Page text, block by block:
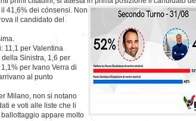
41,6% dei consensi. Non
il candidato del
11,1 per Valentina
della Sinistra, 1,6 per
per Ivano Verra di
al punto
Milano, non si notano
e voti alle liste che li
appare molto